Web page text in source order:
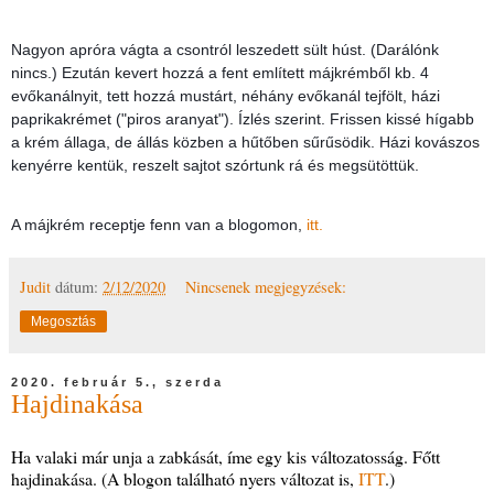
Nagyon apróra vágta a csontról leszedett sült húst. (Darálónk
nincs.) Ezután kevert hozzá a fent említett májkrémből kb. 4
evőkanálnyit, tett hozzá mustárt, néhány evőkanál tejfölt, házi
paprikakrémet ("piros aranyat"). Ízlés szerint. Frissen kissé hígabb
a krém állaga, de állás közben a hűtőben sűrűsödik. Házi kovászos
kenyérre kentük, reszelt sajtot szórtunk rá és megsütöttük.
A májkrém receptje fenn van a blogomon, itt.
Judit dátum: 2/12/2020 Nincsenek megjegyzések:
Megosztás
2020. február 5., szerda
Hajdinakása
Ha valaki már unja a zabkását, íme egy kis változatosság. Főtt
hajdinakása. (A blogon található nyers változat is, ITT.)